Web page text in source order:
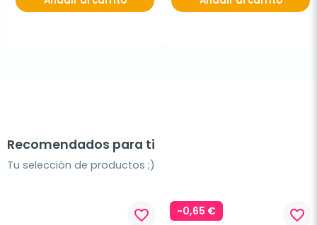
Recomendados para ti
Tu selección de productos ;)
favorite_border -0,65 € favorite_border